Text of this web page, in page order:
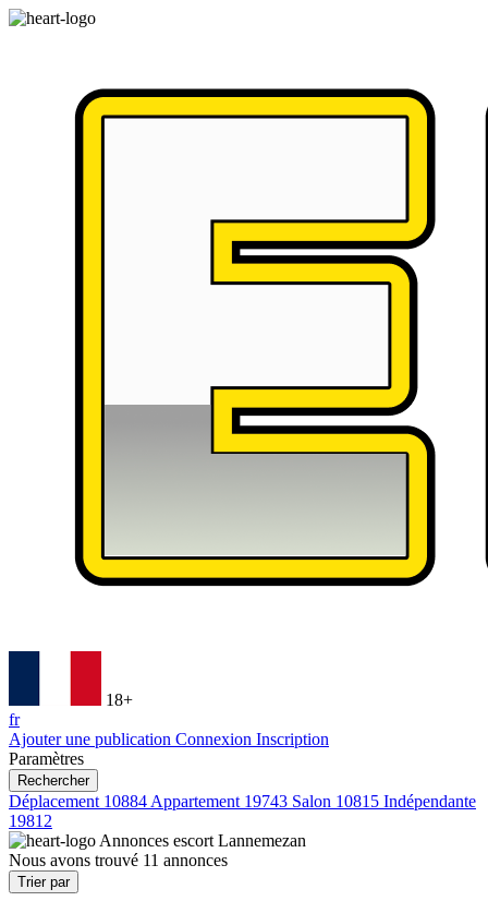
18+
fr
Ajouter une publication Connexion Inscription
Paramètres
Rechercher
Déplacement 10884 Appartement 19743 Salon 10815 Indépendante
19812
Annonces escort Lannemezan
Nous avons trouvé 11 annonces
Trier par